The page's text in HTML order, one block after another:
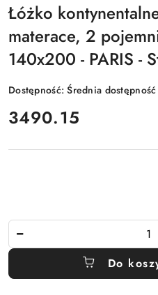
Łóżko
materace, 2
140x200 - PARIS -
Dostępność:Średnia dostępność
cena:
3490.15
Do